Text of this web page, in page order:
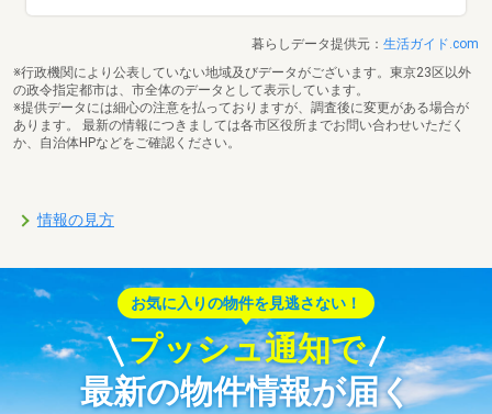
暮らしデータ提供元： 生活ガイド.com
※行政機関により公表していない地域及びデータがございます。東京23区以外
の政令指定都市は、市全体のデータとして表示しています。
※提供データには細心の注意を払っておりますが、調査後に変更がある場合が
あります。 最新の情報につきましては各市区役所までお問い合わせいただく
か、自治体HPなどをご確認ください。
情報の見方
お気に入りの物件を見逃さない！
プッシュ通知で
最新の物件情報が届く